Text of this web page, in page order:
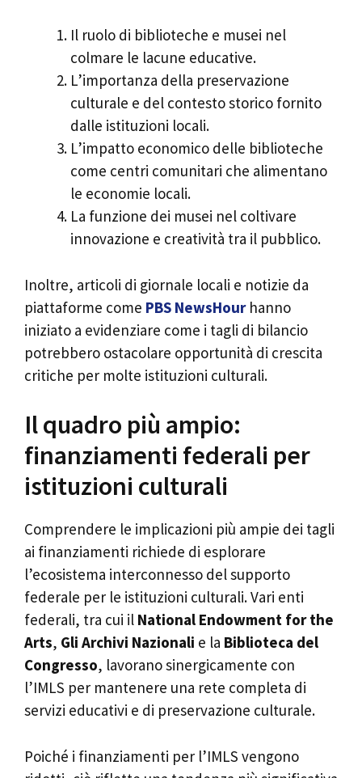
Il ruolo di biblioteche e musei nel
colmare le lacune educative.
L’importanza della preservazione
culturale e del contesto storico fornito
dalle istituzioni locali.
L’impatto economico delle biblioteche
come centri comunitari che alimentano
le economie locali.
La funzione dei musei nel coltivare
innovazione e creatività tra il pubblico.
Inoltre, articoli di giornale locali e notizie da
piattaforme come PBS NewsHourhanno
iniziato a evidenziare come i tagli di bilancio
potrebbero ostacolare opportunità di crescita
critiche per molte istituzioni culturali.
Il quadro più ampio:
finanziamenti federali per
istituzioni culturali
Comprendere le implicazioni più ampie dei tagli
ai finanziamenti richiede di esplorare
l’ecosistema interconnesso del supporto
federale per le istituzioni culturali. Vari enti
federali, tra cui il National Endowment for the
Arts, Gli Archivi Nazionali e la Biblioteca del
Congresso, lavorano sinergicamente con
l’IMLS per mantenere una rete completa di
servizi educativi e di preservazione culturale.
Poiché i finanziamenti per l’IMLS vengono